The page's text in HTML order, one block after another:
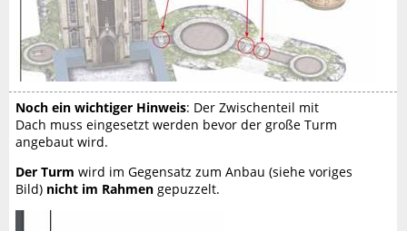
Noch ein wichtiger Hinweis: Der Zwischenteil mit
Dach muss eingesetzt werden bevor der große Turm
angebaut wird.
Der Turm wird im Gegensatz zum Anbau (siehe voriges
Bild) nicht im Rahmen gepuzzelt.